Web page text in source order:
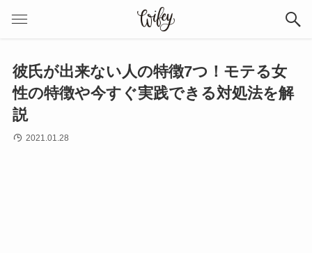
彼氏が出来ない人の特徴7つ！モテる女
性の特徴や今すぐ実践できる対処法を解
説
2021.01.28